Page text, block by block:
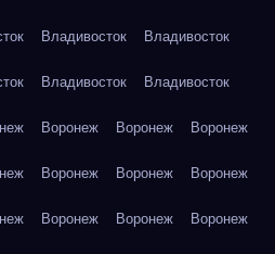
Владивосток Владивосток
Владивосток Владивосток
Воронеж Воронеж Воронеж
Воронеж Воронеж Воронеж
Воронеж Воронеж Воронеж